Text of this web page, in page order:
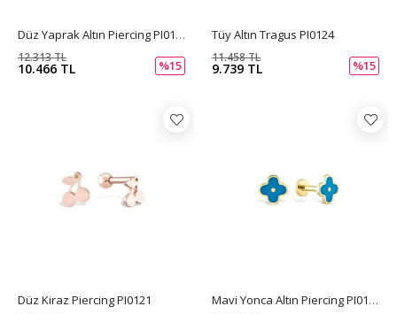
Düz Yaprak Altın Piercing PI0123
10.466 TL
12.313 TL
%15
Tüy Altın Tragus PI0124
9.739 TL
11.458 TL
%15
Düz Kiraz Piercing PI0121 Mavi Yonca Altın Piercing PI0122